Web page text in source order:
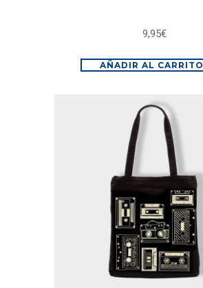
9,95€
AÑADIR AL CARRITO